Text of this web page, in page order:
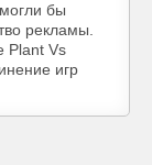
бы
рекламы.
Plant Vs
игр